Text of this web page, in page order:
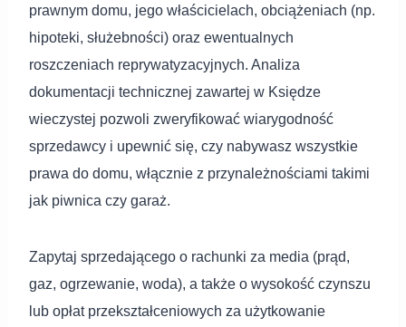
prawnym domu, jego właścicielach, obciążeniach (np.
hipoteki, służebności) oraz ewentualnych
roszczeniach reprywatyzacyjnych. Analiza
dokumentacji technicznej zawartej w Księdze
wieczystej pozwoli zweryfikować wiarygodność
sprzedawcy i upewnić się, czy nabywasz wszystkie
prawa do domu, włącznie z przynależnościami takimi
jak piwnica czy garaż.
Zapytaj sprzedającego o rachunki za media (prąd,
gaz, ogrzewanie, woda), a także o wysokość czynszu
lub opłat przekształceniowych za użytkowanie